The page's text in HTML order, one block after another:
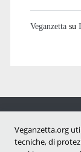
Veganzettasu
Veganzetta.org
tecniche, di